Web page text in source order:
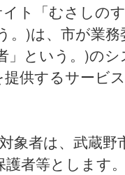
ト「むさしの
。)は、市が業
」という。)の
供するサービ
者は、武蔵野
護者等とします